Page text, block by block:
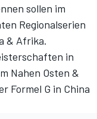
sollen im
Regionalserien
& Afrika.
in
Nahen Osten &
Formel G in China